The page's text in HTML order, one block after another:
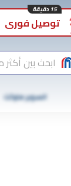
توصيل فوري
15 دقيقة
ابحث بين
السوبر ماركت